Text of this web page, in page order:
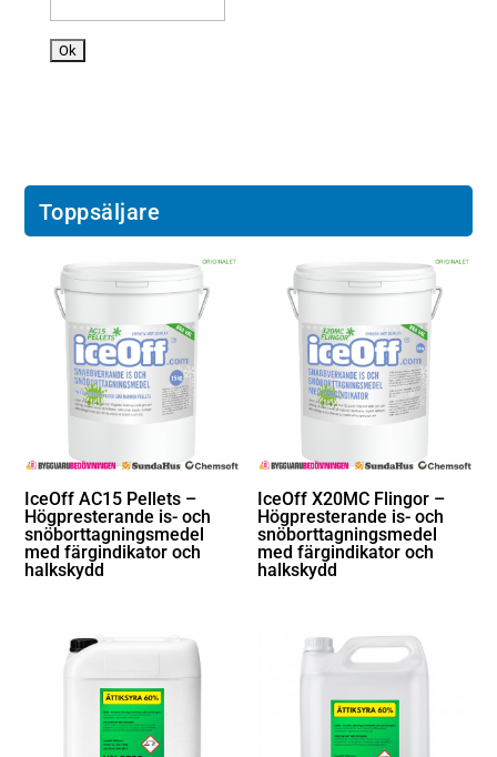
o
n
Toppsäljare
IceOff AC15 Pellets –
Högpresterande is- och
snöborttagningsmedel
med färgindikator och
halkskydd
IceOff X20MC Flingor –
Högpresterande is- och
snöborttagningsmedel
med färgindikator och
halkskydd